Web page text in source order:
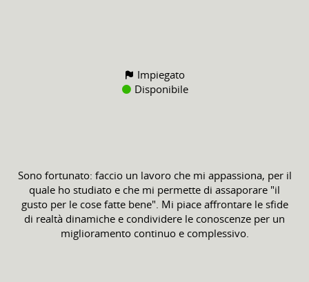
Impiegato
Disponibile
Sono fortunato: faccio un lavoro che mi appassiona, per il
quale ho studiato e che mi permette di assaporare "il
gusto per le cose fatte bene". Mi piace affrontare le sfide
di realtà dinamiche e condividere le conoscenze per un
miglioramento continuo e complessivo.